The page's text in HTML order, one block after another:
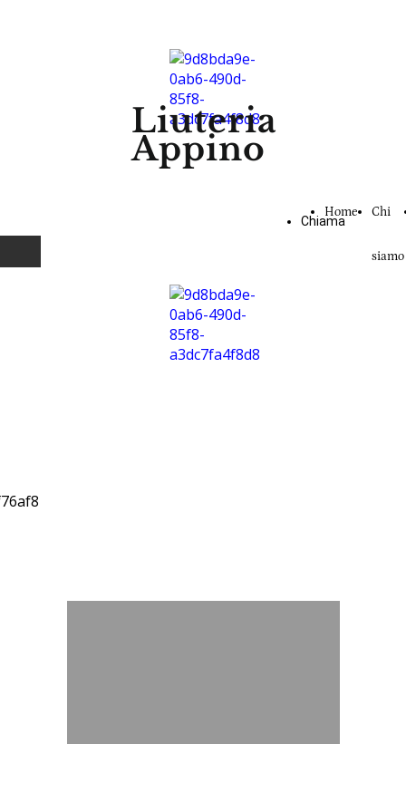
Liuteria
Appino
Home Chi
siamo
Chiama